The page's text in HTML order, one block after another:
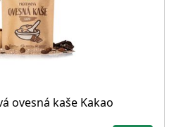
ovesná kaše Kakao